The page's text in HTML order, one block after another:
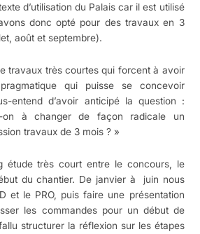
d’utilisation du Palais car il est utilisé
donc opté pour des travaux en 3
août et septembre).
travaux très courtes qui forcent à avoir
qui puisse se concevoir
entend d’avoir anticipé la question :
on à changer de façon radicale un
travaux de 3 mois ? »
étude très court entre le concours, le
du chantier. De janvier à juin nous
et le PRO, puis faire une présentation
les commandes pour un début de
structurer la réflexion sur les étapes